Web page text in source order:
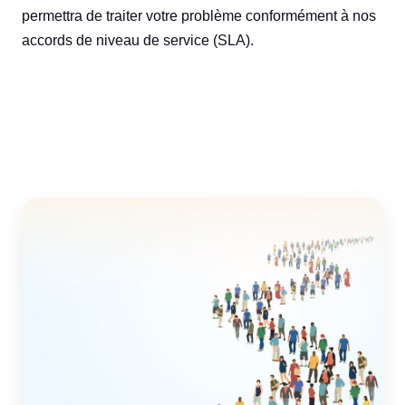
permettra de traiter votre problème conformément à nos
accords de niveau de service (SLA).